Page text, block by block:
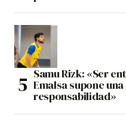
Samu Rizk: «Ser
Emalsa supone
responsabilidad»